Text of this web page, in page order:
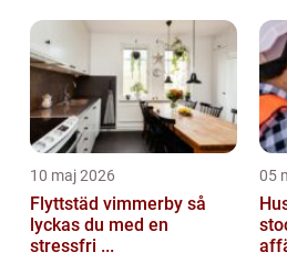
10 maj 2026
Flyttstäd vimmerby så
lyckas du med en
stressfri ...
05